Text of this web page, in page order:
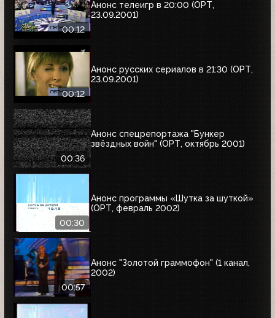
00:12
Анонс телеигр в 20:00 (ОРТ,
23.09.2001)
00:12
Анонс русских сериалов в 21:30 (ОРТ,
23.09.2001)
00:36
Анонс спецрепортажа "Бункер
звёздных войн" (ОРТ, октябрь 2001)
00:30
Анонс программы «Шутка за шуткой»
(ОРТ, февраль 2002)
00:57
Анонс "Золотой граммофон" (1 канал,
2002)